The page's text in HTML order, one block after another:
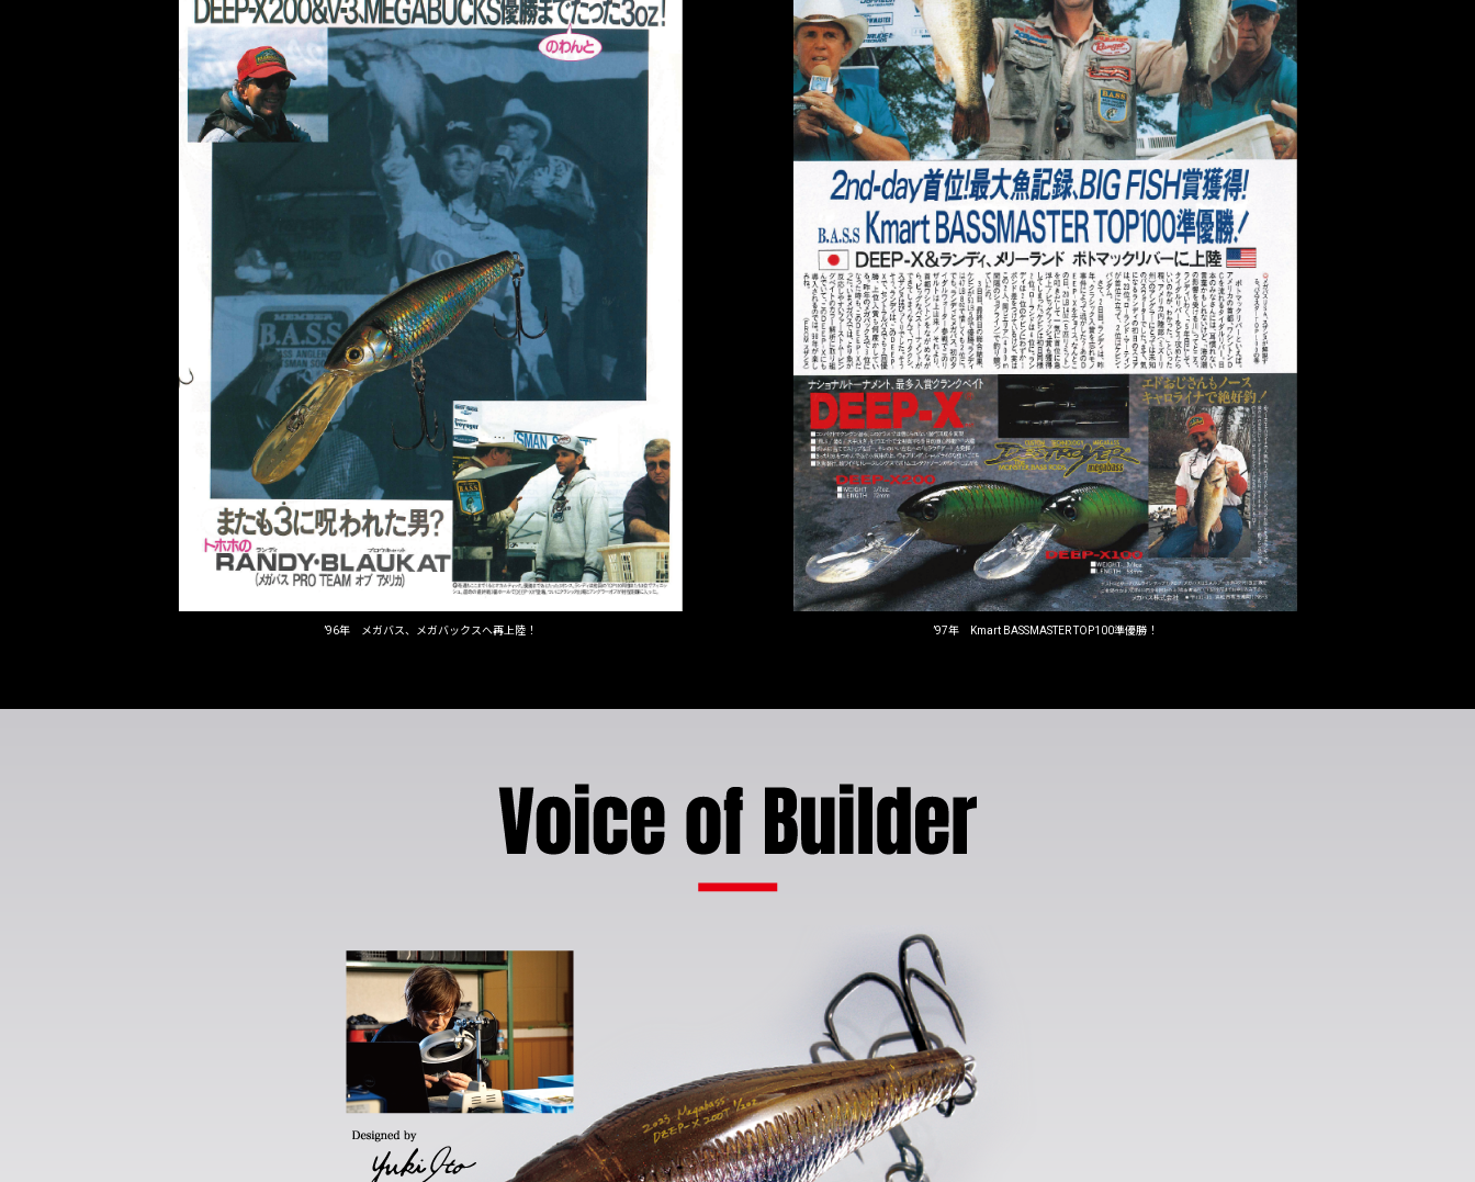
’96年 メガバス、メガバックスへ再上陸！ ’97年 Kmart BASSMASTER TOP100準優勝！